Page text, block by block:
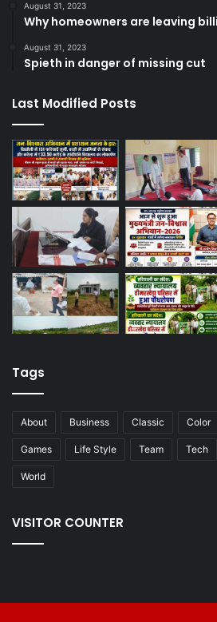
August 31, 2023
Why homeowners are leaving
August 31, 2023
Spieth in danger of missing cut
Last Modified Posts
Tags
About Business Classic Color
Games Life Style Team Tech
World
VISITOR COUNTER